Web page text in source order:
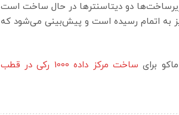
زیرساخت‌ها دو دیتاسنتر‌ها در حال ساخت است
به اتمام رسیده است و پیش‌بینی می‌شود که
برای
ساخت مرکز داده 1000 رکی در قطب